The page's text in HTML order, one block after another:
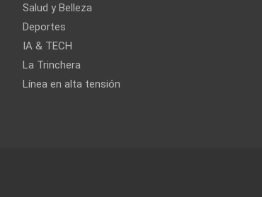
Salud y Belleza
Deportes
IA & TECH
La Trinchera
Línea en alta tensión